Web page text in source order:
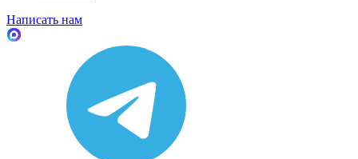
Написать нам